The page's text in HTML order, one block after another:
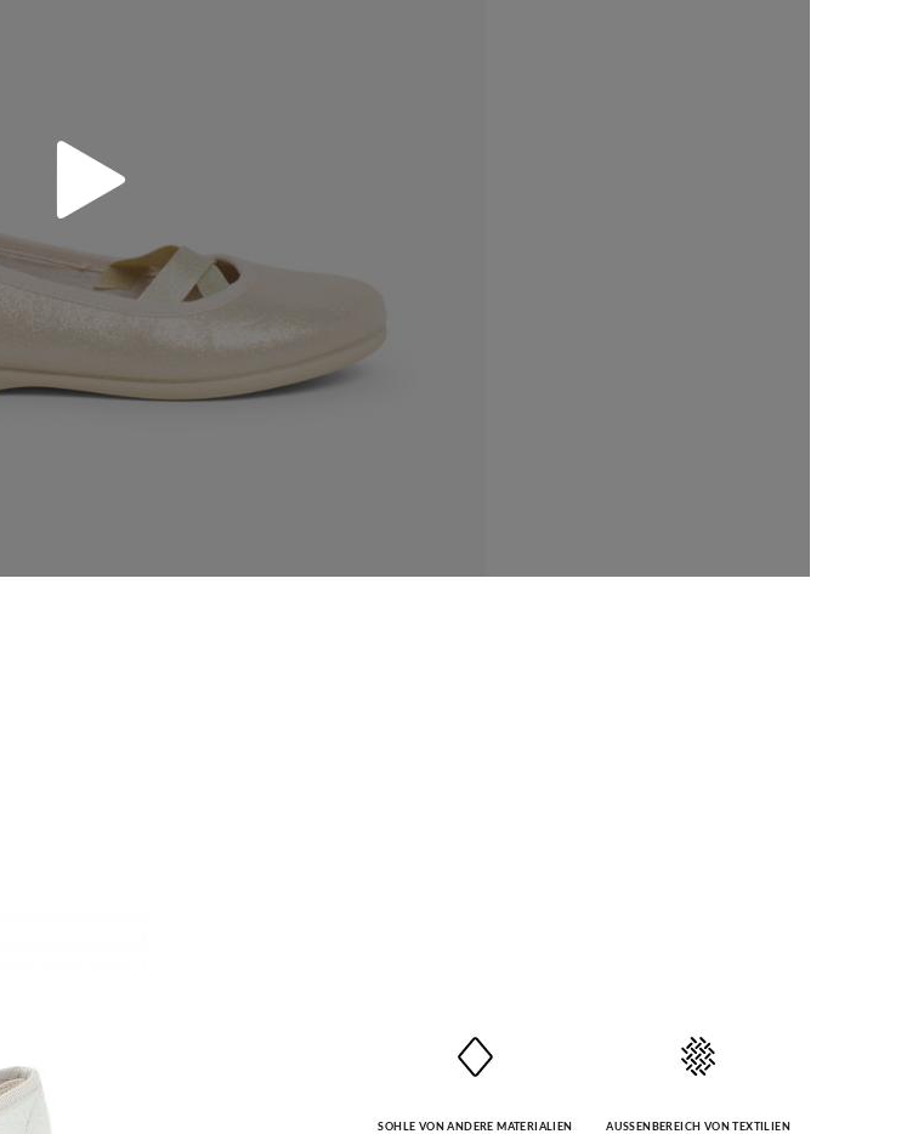
SOHLE VON ANDERE MATERIALIEN AUSSENBEREICH VON TEXTILIEN